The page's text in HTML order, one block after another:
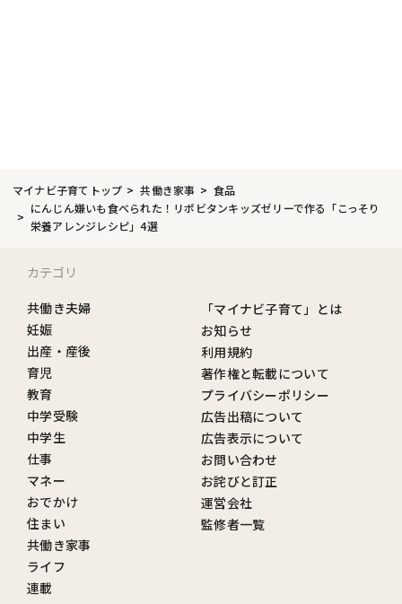
マイナビ子育てトップ 共働き家事
食品
にんじん嫌いも食べられた！リポビタンキッズゼリーで作る「こっそり
栄養アレンジレシピ」4選
カテゴリ
共働き夫婦
妊娠
出産・産後
育児
教育
中学受験
中学生
仕事
マネー
おでかけ
住まい
共働き家事
ライフ
連載
「マイナビ子育て」とは
お知らせ
利用規約
著作権と転載について
プライバシーポリシー
広告出稿について
広告表示について
お問い合わせ
お詫びと訂正
運営会社
監修者一覧